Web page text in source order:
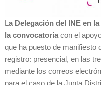
a Delegación del INE en
la convocatoria con el
que ha puesto de manifiesto
registro: presencial, en las
mediante los correos